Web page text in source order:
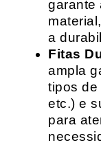
garante
a
Fitas
ampla
tipos de
etc.) e
para